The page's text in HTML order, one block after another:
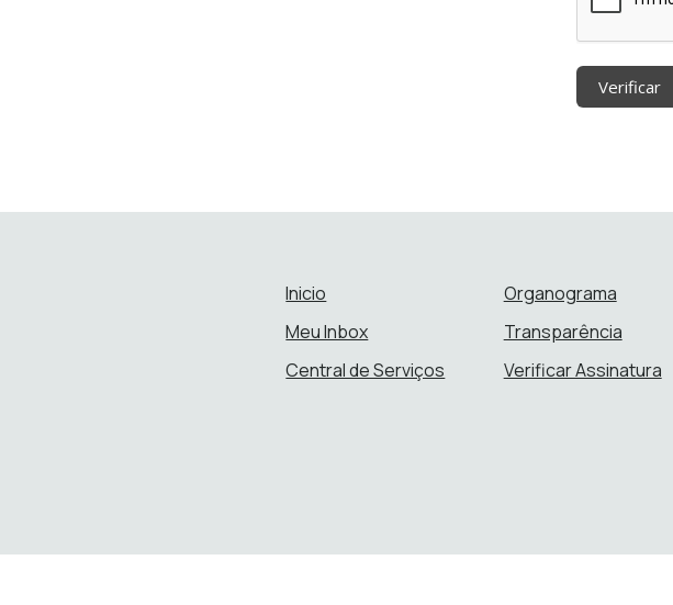
Verificar
Inicio
Meu Inbox
Central de Serviços
Organograma
Transparência
Verificar Assinatura